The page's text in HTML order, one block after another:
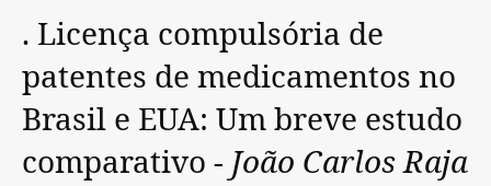
. Licença compulsória de
patentes de medicamentos no
Brasil e EUA: Um breve estudo
comparativo - João Carlos Raja